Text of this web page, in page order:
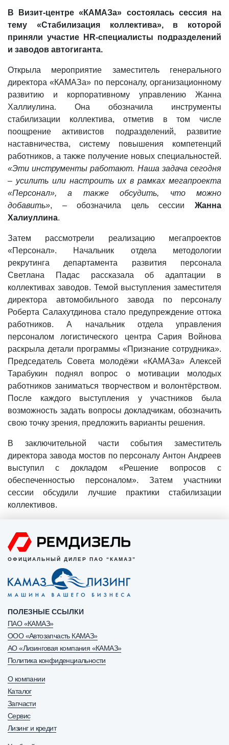
В Визит-центре «КАМАЗа» состоялась сессия на
тему «Стабилизация коллектива», в которой
приняли участие HR-специалисты подразделений
и заводов автогиганта.
Открыла мероприятие заместитель генерального
директора «КАМАЗа» по персоналу, организационному
развитию и корпоративному управлению Жанна
Халлиулина. Она обозначила инструменты
стабилизации коллектива, отметив в том числе
поощрение активистов подразделений, развитие
наставничества, систему повышения компетенций
работников, а также получение новых специальностей.
«Эти инструменты работают. Наша задача сегодня
– усилить или настроить их в рамках мегапроекта
«Персонал», а также обсудить, что можно
добавить», – обозначила цель сессии Жанна
Халиуллина.
Затем рассмотрели реализацию мегапроектов
«Персонал». Начальник отдела методологии
рекрутинга департамента развития персонала
Светлана Падас рассказала об адаптации в
коллективах заводов. Темой выступления заместителя
директора автомобильного завода по персоналу
Роберта Салахутдинова стало предупреждение оттока
работников. А начальник отдела управления
персоналом логистического центра Сария Войнова
раскрыла детали программы «Признание сотрудника».
Председатель Совета молодёжи «КАМАЗа» Алексей
Тарабукин поднял вопрос о мотивации молодых
работников заниматься творчеством и волонтёрством.
После каждого выступления у участников была
возможность задать вопросы докладчикам, обозначить
свою точку зрения, предложить варианты решения.
В заключительной части события заместитель
директора завода мостов по персоналу Антон Андреев
выступил с докладом «Решение вопросов с
обеспеченностью персоналом». Затем участники
сессии обсудили лучшие практики стабилизации
коллективов.
ОФИЦИАЛЬНЫЙ ДИЛЕР ПАО “КАМАЗ”
ПОЛЕЗНЫЕ ССЫЛКИ
ПАО «КАМАЗ»
ООО «Автозапчасть КАМАЗ»
АО «Лизинговая компания «КАМАЗ»
Политика конфиденциальности
О компании
Каталог
Запчасти
Сервис
Лизинг и кредит